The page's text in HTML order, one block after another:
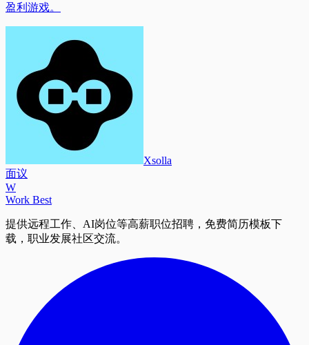
盈利游戏。
Xsolla
面议
W
Work Best
提供远程工作、AI岗位等高薪职位招聘，免费简历模板下
载，职业发展社区交流。